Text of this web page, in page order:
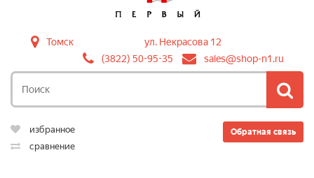
Томск
ул. Некрасова 12
(3822) 50-95-35
sales@shop-n1.ru
Обратная связь
избранное
сравнение